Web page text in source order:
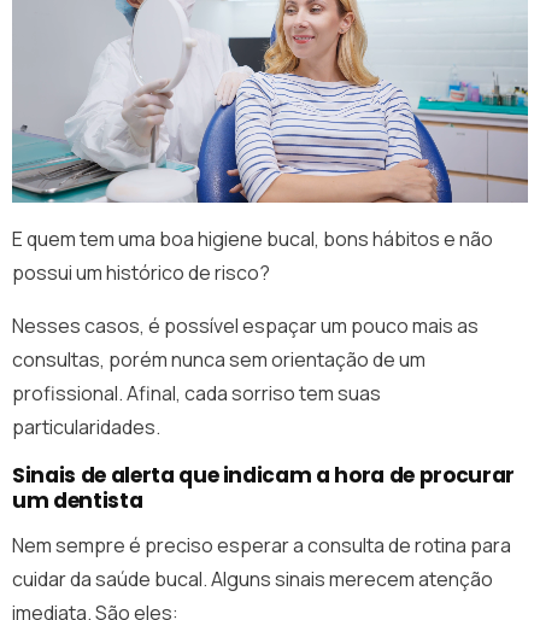
E quem tem uma boa higiene bucal, bons hábitos e não
possui um histórico de risco?
Nesses casos, é possível espaçar um pouco mais as
consultas, porém nunca sem orientação de um
profissional. Afinal, cada sorriso tem suas
particularidades.
Sinais de alerta que indicam a hora de procurar
um dentista
Nem sempre é preciso esperar a consulta de rotina para
cuidar da saúde bucal. Alguns sinais merecem atenção
imediata. São eles: